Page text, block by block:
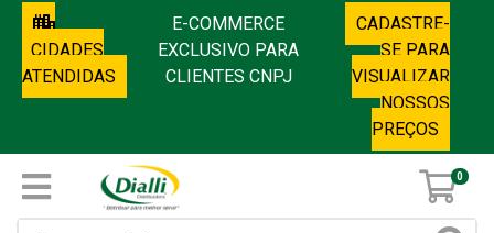
CIDADES
ATENDIDAS
E-COMMERCE
EXCLUSIVO PARA
CLIENTES CNPJ
CADASTRE-
SE PARA
VISUALIZAR
NOSSOS
PREÇOS
0